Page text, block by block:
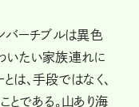
バーチブルは異色
いたい家族連れに
は、手段ではなく、
とである。山あり海